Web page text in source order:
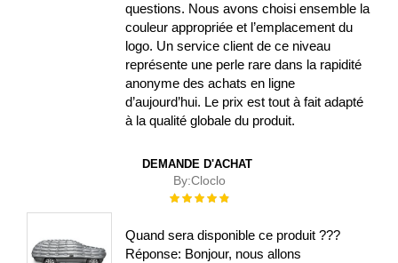
questions. Nous avons choisi ensemble la
couleur appropriée et l’emplacement du
logo. Un service client de ce niveau
représente une perle rare dans la rapidité
anonyme des achats en ligne
d’aujourd’hui. Le prix est tout à fait adapté
à la qualité globale du produit.
DEMANDE D'ACHAT
By:Cloclo
Évaluation :
Quand sera disponible ce produit ???
Réponse: Bonjour, nous allons